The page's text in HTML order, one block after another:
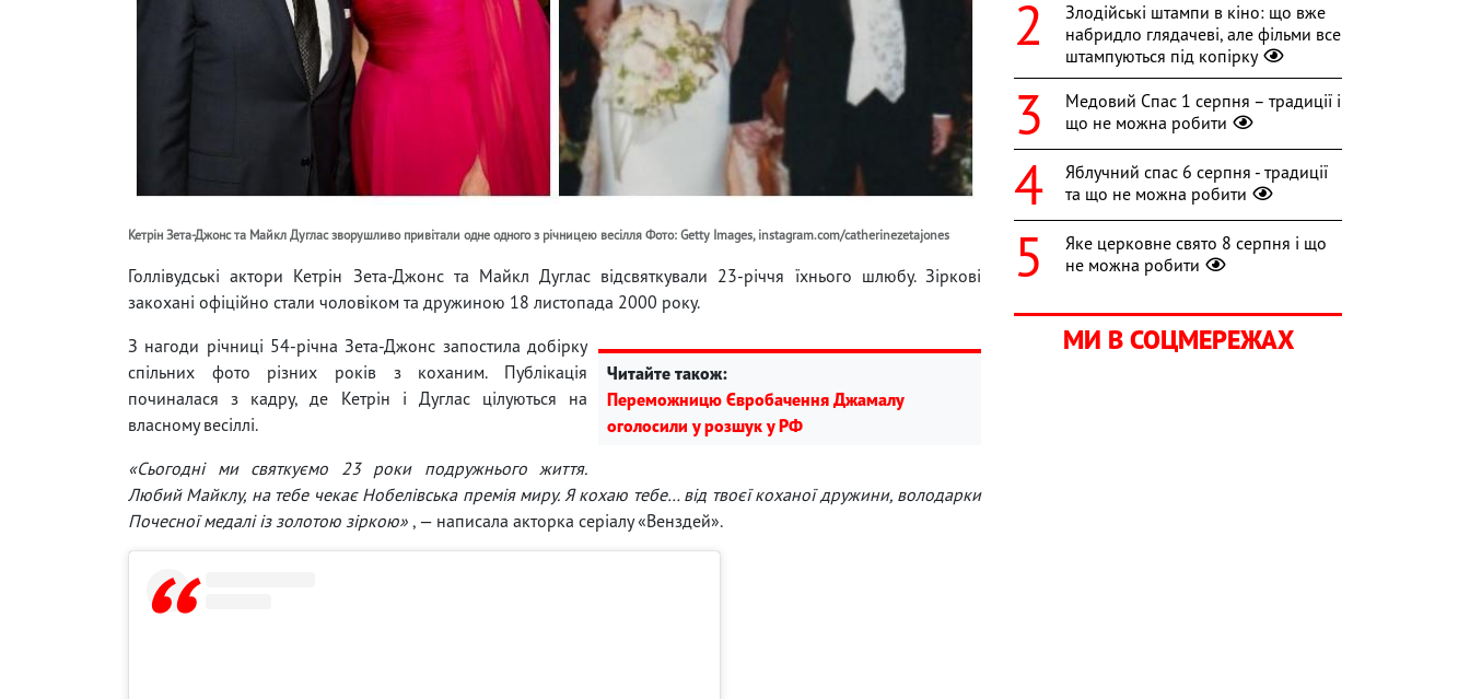
Кетрін Зета-Джонс та Майкл Дуглас зворушливо привітали одне одного з річницею весілля Фото: Getty Images, instagram.com/catherinezetajones
Голлівудські актори Кетрін Зета-Джонс та Майкл Дуглас відсвяткували 23-річчя їхнього шлюбу. Зіркові
закохані офіційно стали чоловіком та дружиною 18 листопада 2000 року.
Читайте також:
Переможницю Євробачення Джамалу
оголосили у розшук у РФ
З нагоди річниці 54-річна Зета-Джонс запостила добірку
спільних фото різних років з коханим. Публікація
починалася з кадру, де Кетрін і Дуглас цілуються на
власному весіллі.
«Сьогодні ми святкуємо 23 роки подружнього життя.
Любий Майклу, на тебе чекає Нобелівська премія миру. Я кохаю тебе… від твоєї коханої дружини, володарки
Почесної медалі із золотою зіркою» , — написала акторка серіалу «Венздей».
Злодійські штампи в кіно: що вже
набридло глядачеві, але фільми все
штампуються під копірку
Медовий Спас 1 серпня – традиції і
що не можна робити
Яблучний спас 6 серпня - традиції
та що не можна робити
Яке церковне свято 8 серпня і що
не можна робити
МИ В СОЦМЕРЕЖАХ